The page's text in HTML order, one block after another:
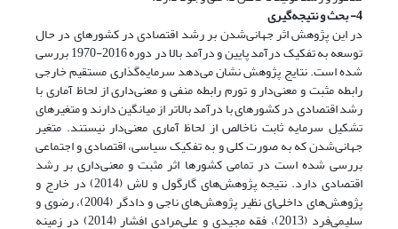
4- بحث و نتیجه‌گیری
در این پژوهش اثر جهانی‌شدن بر رشد اقتصادی در کشورهای در حال
توسعه به تفکیک درآمد پایین و درآمد بالا در دوره 2016-1970 بررسی
شده است. نتایج پژوهش نشان می‌دهد سرمایه‌گذاری مستقیم خارجی
رابطه مثبت و معنی‌دار و تورم رابطه منفی و معنی‌داری از لحاظ آماری با
رشد اقتصادی در کشورهای با درآمد بالاتر از میانگین دارند و متغیرهای
تشکیل سرمایه ثابت ناخالص از لحاظ آماری معنی‌دار نیستند. متغیر
جهانی‌شدن که به صورت کلی و به تفکیک سیاسی، اقتصادی و اجتماعی
بررسی شده است در تمامی کشورها اثر مثبت و معنی‌داری بر رشد
اقتصادی دارد. نتیجه پژوهش‌های گارگول و لاش (2014) در خارج و
پژوهش‌های داخلی‌ای نظیر پژوهش‌های ناجی و دادگر (2004)، رضوی و
سلیمی‌فرد (2013)، فقه مجیدی و علی‌مرادی افشار (2014) در زمینه